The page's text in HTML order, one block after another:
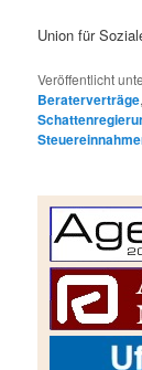
Union für
Veröffentlicht
Beraterverträge,